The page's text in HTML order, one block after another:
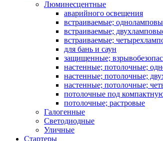
Люминесцентные
аварийного освещения
встраиваемые;
встраиваемые;
встраиваемые;
для бань и саун
защищенные;
настенные; потолочные;
настенные; потолочные;
настенные; потолочные;
потолочные под
потолочные; растровые
Галогенные
Светодиодные
Уличные
Стартеры